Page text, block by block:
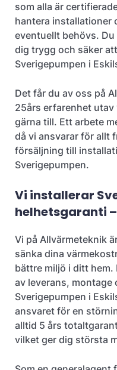
som alla är
hantera installationer
eventuellt behövs.
dig trygg och säker
Sverigepumpen i
Det får du av oss på
25års erfarenhet
gärna till. Ett arbete
då vi ansvarar för allt
försäljning till
Sverigepumpen.
Vi installerar
helhetsgaranti
Vi på Allvärmeteknik
sänka dina
bättre miljö i ditt hem.
av leverans, montage
Sverigepumpen i
ansvaret för en
alltid 5 års
vilket ger dig största